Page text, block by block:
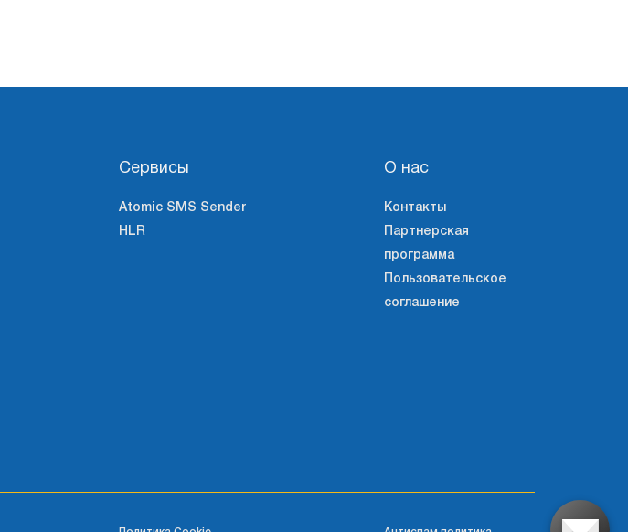
Сервисы
Atomic SMS Sender
HLR
О нас
Контакты
Партнерская
программа
Пользовательское
соглашение